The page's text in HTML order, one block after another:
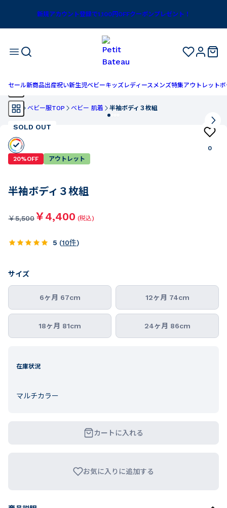
新規アカウント登録で1,100円OFFクーポンプレゼント！
セール新商品出産祝い新生児ベビーキッズ レディースメンズ特集アウトレットボ
TOP ベビー服TOP ベビー 肌着 半袖ボディ３枚組
0
SOLD OUT
20%OFF アウトレット
半袖ボディ３枚組
￥5,500￥4,400 (税込)
5 (10件)
サイズ
6ヶ月 67cm 12ヶ月 74cm
18ヶ月 81cm 24ヶ月 86cm
在庫状況
マルチカラー
カートに入れる
お気に入りに追加する